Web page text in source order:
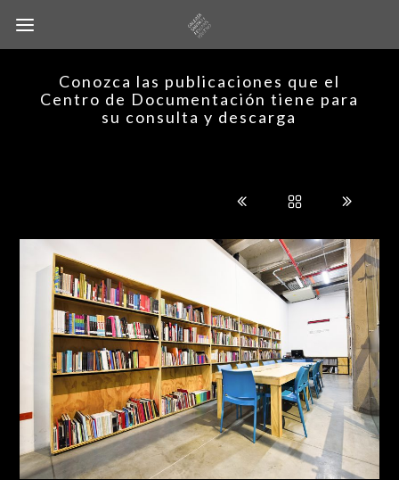
Conozca las publicaciones que el
Centro de Documentación tiene para
su consulta y descarga